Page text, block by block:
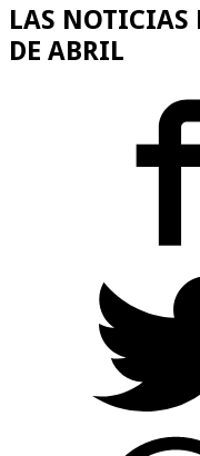
LAS NOTICIAS
DE ABRIL